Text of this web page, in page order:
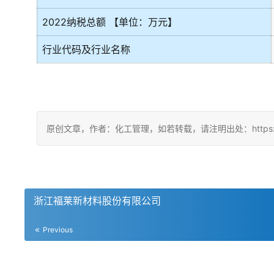
2022纳税总额 【单位：万元】
行业代码及行业名称
原创文章，作者：化工管理，如若转载，请注明出处：
浙江福莱新材料股份有限公司
Previous